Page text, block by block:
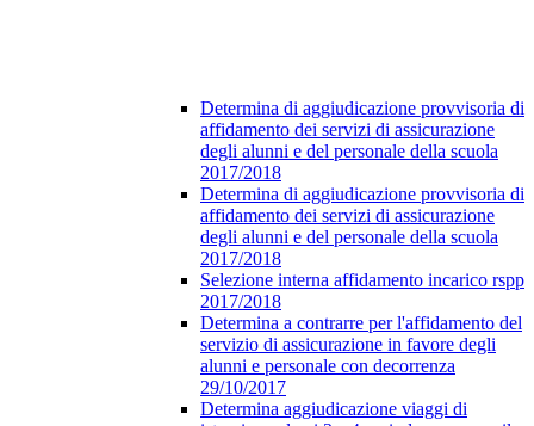
Determina di aggiudicazione provvisoria di
affidamento dei servizi di assicurazione
degli alunni e del personale della scuola
2017/2018
Determina di aggiudicazione provvisoria di
affidamento dei servizi di assicurazione
degli alunni e del personale della scuola
2017/2018
Selezione interna affidamento incarico rspp
2017/2018
Determina a contrarre per l'affidamento del
servizio di assicurazione in favore degli
alunni e personale con decorrenza
29/10/2017
Determina aggiudicazione viaggi di